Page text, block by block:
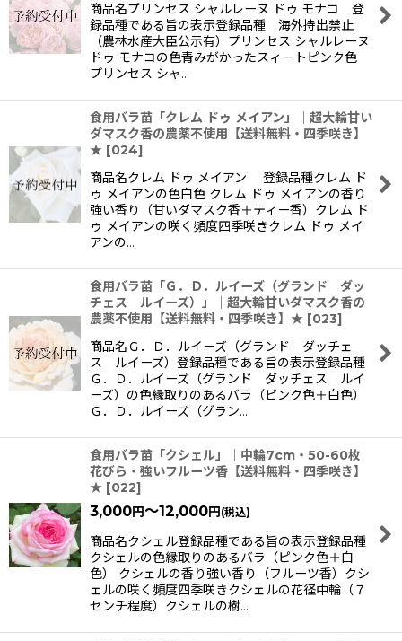
商品名プリンセス シャルレーヌ ドゥ モナコ 登
録品種である旨の表示登録品種 海外持出禁止
（農林水産大臣公示有）プリンセス シャルレーヌ
ドゥ モナコの色青みがかったスィートピンク色
プリンセス シャ…
食用バラ苗「クレム ドゥ メイアン」｜超大輪甘い
ダマスク香の農薬不使用【送料無料・四季咲き】
★ [024]
商品名クレム ドゥ メイアン 登録品種クレム ド
ゥ メイアンの色白色 クレム ドゥ メイアンの香り
強い香り（甘いダマスク香＋ティー香）クレム ド
ゥ メイアンの咲く頻度四季咲きクレム ドゥ メイ
アンの…
食用バラ苗「Ｇ．Ｄ．ルイーズ（グランド ダッ
チェス ルイーズ）」｜超大輪甘いダマスク香の
農薬不使用【送料無料・四季咲き】★ [023]
商品名Ｇ．Ｄ．ルイーズ（グランド ダッチェ
ス ルイーズ）登録品種である旨の表示登録品種
Ｇ．Ｄ．ルイーズ（グランド ダッチェス ルイ
ーズ）の色縁取りのあるバラ（ピンク色＋白色）
Ｇ．Ｄ．ルイーズ（グラン…
食用バラ苗「クシェル」｜中輪7cm・50-60枚
花びら・強いフルーツ香【送料無料・四季咲き】
★ [022]
3,000円～12,000円 (税込)
商品名クシェル登録品種である旨の表示登録品種
クシェルの色縁取りのあるバラ（ピンク色＋白
色） クシェルの香り強い香り（フルーツ香）クシ
ェルの咲く頻度四季咲きクシェルの花径中輪（７
センチ程度）クシェルの樹…